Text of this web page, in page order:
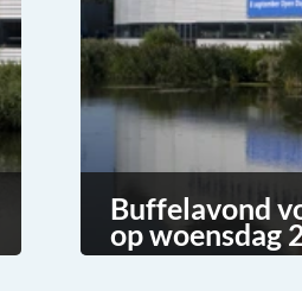
Buffelavond
op woensdag